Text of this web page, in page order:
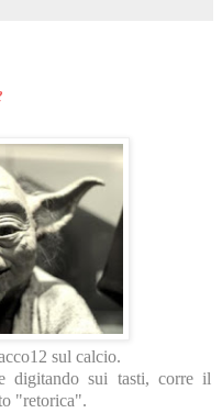
sul calcio.
digitando sui tasti, corre il
"retorica".